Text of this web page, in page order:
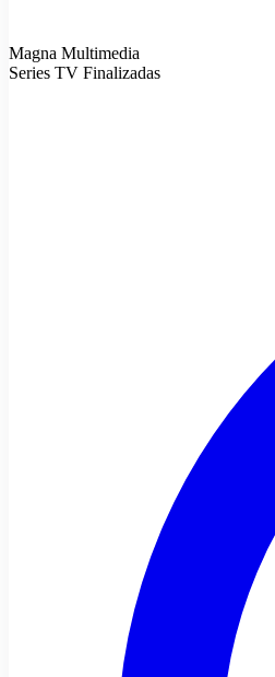
Magna Multimedia
Series TV Finalizadas